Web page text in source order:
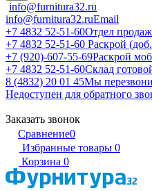
info@furnitura32.ru
info@furnitura32.ruEmail
+7 4832 52-51-60Отдел продаж
+7 4832 52-51-60 Раскрой
+7 (920)-607-55-69Раскрой
+7 4832 52-51-60Склад
8 (4832) 20 01 45Мы
Недоступен для обратного
Заказать звонок
Сравнение0
Избранные товары 0
Корзина 0